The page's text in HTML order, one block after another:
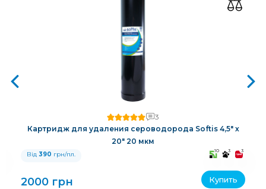
3
Картридж для удаления сероводорода Softis 4,5" х
20" 20 мкм
Від 390 грн/пл. 10 3 3
2000 грн Купить